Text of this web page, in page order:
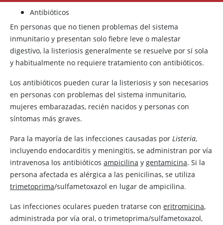
Antibióticos
En personas que no tienen problemas del sistema
inmunitario y presentan solo fiebre leve o malestar
digestivo, la listeriosis generalmente se resuelve por sí sola
y habitualmente no requiere tratamiento con antibióticos.
Los antibióticos pueden curar la listeriosis y son necesarios
en personas con problemas del sistema inmunitario,
mujeres embarazadas, recién nacidos y personas con
síntomas más graves.
Para la mayoría de las infecciones causadas por Listeria,
incluyendo endocarditis y meningitis, se administran por vía
intravenosa los antibióticos ampicilina y gentamicina. Si la
persona afectada es alérgica a las penicilinas, se utiliza
trimetoprima/sulfametoxazol en lugar de ampicilina.
Las infecciones oculares pueden tratarse con eritromicina,
administrada por vía oral, o trimetoprima/sulfametoxazol,